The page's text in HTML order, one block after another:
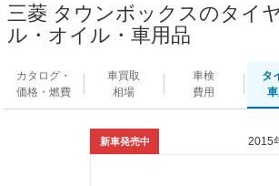
三菱 タウンボックスのタイ
ル・オイル・車用品
カタログ・
価格・燃費
車買取
相場
車検
費用
タ
新車発売中 2015